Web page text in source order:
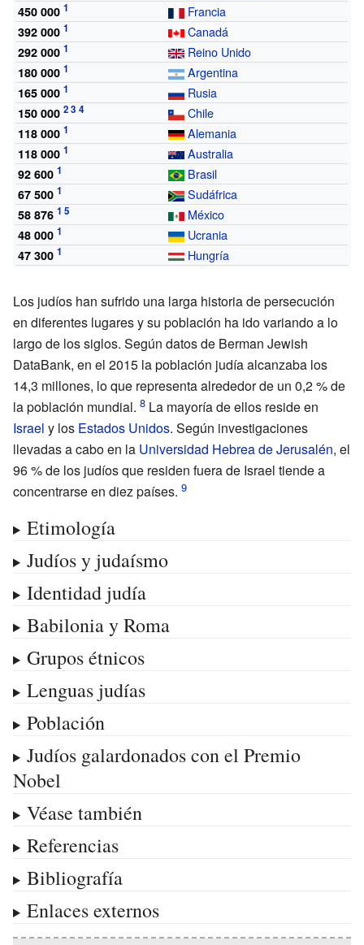
450 000 Francia
392 000 Canadá
292 000 Reino Unido
180 000 Argentina
165 000 Rusia
150 000 Chile
118 000 Alemania
118 000 Australia
92 600 Brasil
67 500 Sudáfrica
58 876 México
48 000 Ucrania
47 300 Hungría
Los judíos han sufrido una larga historia de persecución
en diferentes lugares y su población ha ido variando a lo
largo de los siglos. Según datos de Berman Jewish
DataBank, en el 2015 la población judía alcanzaba los
14,3 millones, lo que representa alrededor de un 0,2% de
la población mundial.
La mayoría de ellos reside en
Israel y los Estados Unidos. Según investigaciones
llevadas a cabo en la Universidad Hebrea de Jerusalén, el
96% de los judíos que residen fuera de Israel tiende a
concentrarse en diez países.
Etimología
Judíos y judaísmo
Identidad judía
Babilonia y Roma
Grupos étnicos
Lenguas judías
Población
Judíos galardonados con el Premio
Nobel
Véase también
Referencias
Bibliografía
Enlaces externos